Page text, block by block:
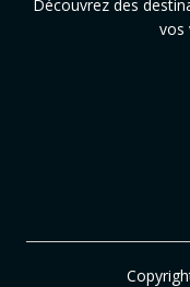
Découvrez des
vos